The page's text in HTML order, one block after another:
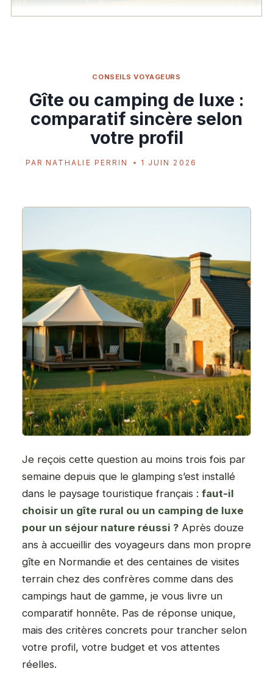
CONSEILS VOYAGEURS
Gîte ou camping de luxe :
comparatif sincère selon
votre profil
PAR NATHALIE PERRIN 1 JUIN 2026
Je reçois cette question au moins trois fois par
semaine depuis que le glamping s’est installé
dans le paysage touristique français : faut-il
choisir un gîte rural ou un camping de luxe
pour un séjour nature réussi ? Après douze
ans à accueillir des voyageurs dans mon propre
gîte en Normandie et des centaines de visites
terrain chez des confrères comme dans des
campings haut de gamme, je vous livre un
comparatif honnête. Pas de réponse unique,
mais des critères concrets pour trancher selon
votre profil, votre budget et vos attentes
réelles.